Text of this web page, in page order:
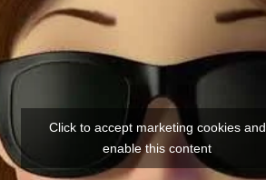
Click to accept marketing cookies and
enable this content